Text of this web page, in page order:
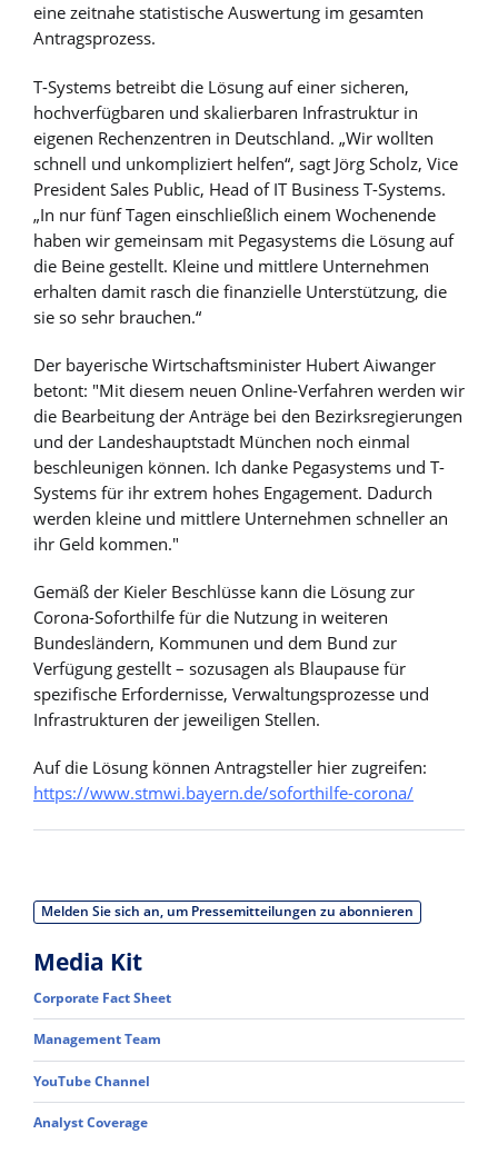
eine zeitnahe statistische Auswertung im gesamten
Antragsprozess.
T-Systems betreibt die Lösung auf einer sicheren,
hochverfügbaren und skalierbaren Infrastruktur in
eigenen Rechenzentren in Deutschland. „Wir wollten
schnell und unkompliziert helfen“, sagt Jörg Scholz, Vice
President Sales Public, Head of IT Business T-Systems.
„In nur fünf Tagen einschließlich einem Wochenende
haben wir gemeinsam mit Pegasystems die Lösung auf
die Beine gestellt. Kleine und mittlere Unternehmen
erhalten damit rasch die finanzielle Unterstützung, die
sie so sehr brauchen.“
Der bayerische Wirtschaftsminister Hubert Aiwanger
betont: "Mit diesem neuen Online-Verfahren werden wir
die Bearbeitung der Anträge bei den Bezirksregierungen
und der Landeshauptstadt München noch einmal
beschleunigen können. Ich danke Pegasystems und T-
Systems für ihr extrem hohes Engagement. Dadurch
werden kleine und mittlere Unternehmen schneller an
ihr Geld kommen."
Gemäß der Kieler Beschlüsse kann die Lösung zur
Corona-Soforthilfe für die Nutzung in weiteren
Bundesländern, Kommunen und dem Bund zur
Verfügung gestellt – sozusagen als Blaupause für
spezifische Erfordernisse, Verwaltungsprozesse und
Infrastrukturen der jeweiligen Stellen.
Auf die Lösung können Antragsteller hier zugreifen:
https://www.stmwi.bayern.de/soforthilfe-corona/
Melden Sie sich an, um Pressemitteilungen zu abonnieren
Media Kit
Corporate Fact Sheet
Management Team
YouTube Channel
Analyst Coverage